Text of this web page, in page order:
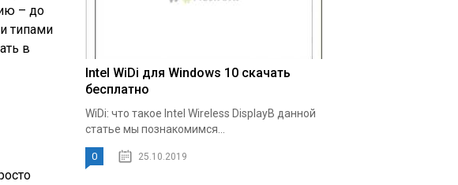
– до
типами
в
Intel WiDi для Windows 10 скачать
бесплатно
WiDi: что такое Intel Wireless DisplayВ данной
статье мы познакомимся...
0 25.10.2019